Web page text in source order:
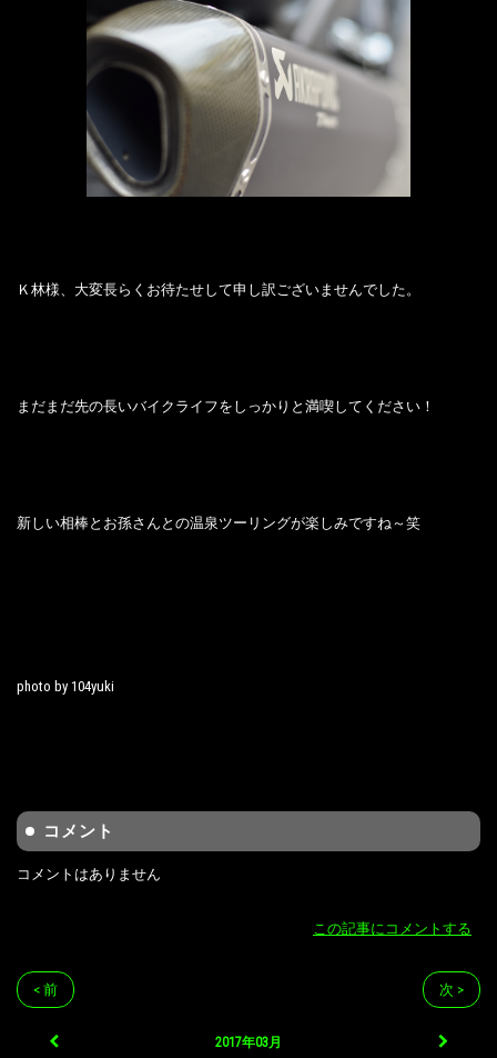
Ｋ林様、大変長らくお待たせして申し訳ございませんでした。
まだまだ先の長いバイクライフをしっかりと満喫してください！
新しい相棒とお孫さんとの温泉ツーリングが楽しみですね～笑
photo by 104yuki
コメント
コメントはありません
この記事にコメントする
< 前 次 >
2017年03月